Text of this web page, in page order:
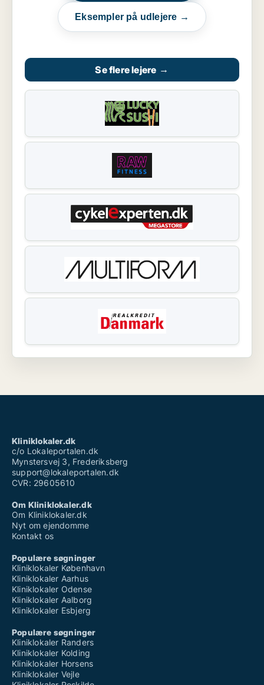
Eksempler på udlejere →
Se flere lejere →
Kliniklokaler.dk
c/o Lokaleportalen.dk
Mynstersvej 3, Frederiksberg
support@lokaleportalen.dk
CVR: 29605610
Om Kliniklokaler.dk
Om Kliniklokaler.dk
Nyt om ejendomme
Kontakt os
Populære søgninger
Kliniklokaler København
Kliniklokaler Aarhus
Kliniklokaler Odense
Kliniklokaler Aalborg
Kliniklokaler Esbjerg
Populære søgninger
Kliniklokaler Randers
Kliniklokaler Kolding
Kliniklokaler Horsens
Kliniklokaler Vejle